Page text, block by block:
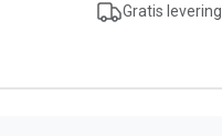
Gratis levering